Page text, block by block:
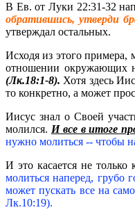
В Ев. от Луки 22:31-32
обратившись, утверди
утверждал остальных.
Исходя из этого примера,
отношении окружающих
(Лк.18:1-8). Хотя здесь
то конкретно, а может
Иисус знал о Своей
молился. И все в итоге
нужно молиться -- чтобы
И это касается не
молиться наперед, грубо
может пускать все на
Лк.10:19).